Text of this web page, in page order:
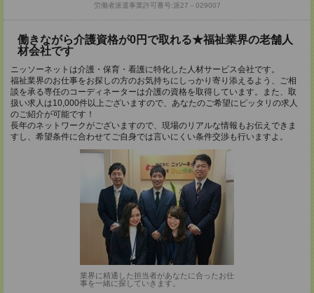
労働者派遣事業許可番号:派27－029007
働きながら介護資格が0円で取れる★福祉業界の老舗人
材会社です
ニッソーネットは介護・保育・看護に特化した人材サービス会社です。
福祉業界のお仕事をお探しの方のお気持ちにしっかり寄り添えるよう、ご相
談を承る専任のコーディネーターは介護の資格を取得しています。また、取
扱い求人は10,000件以上ございますので、あなたのご希望にピッタリの求人
のご紹介が可能です！
長年のネットワークがございますので、現場のリアルな情報もお伝えできま
すし、希望条件に合わせてご自身では言いにくい条件交渉も行いますよ。
業界に精通した担当者があなたに合ったお仕
事を一緒に探していきます。